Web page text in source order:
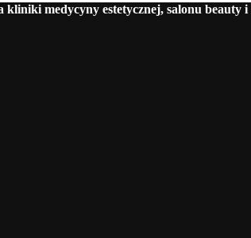
kliniki medycyny estetycznej, salonu beauty i